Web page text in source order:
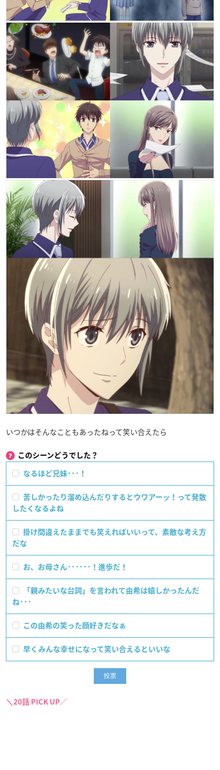
いつかはそんなこともあったねって笑い合えたら
このシーンどうでした？
なるほど兄妹･･･！
苦しかったり溜め込んだりするとウワアーッ！って発散
したくなるよね
掛け間違えたままでも笑えればいいって、素敵な考え方
だな
お、お母さん･･････！進歩だ！
「親みたいな台詞」を言われて由希は嬉しかったんだ
ね･･･
この由希の笑った顔好きだなぁ
早くみんな幸せになって笑い合えるといいな
＼20話 PICK UP／